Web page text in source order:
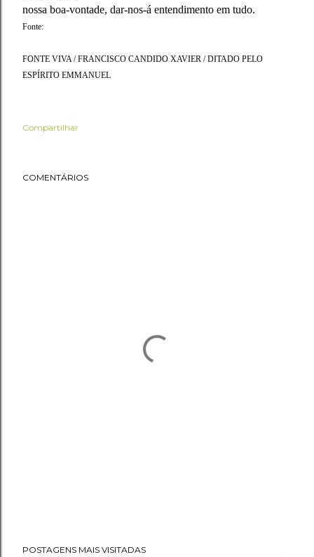
nossa boa-vontade, dar-nos-á entendimento em tudo.
Fonte:
FONTE VIVA / FRANCISCO CANDIDO XAVIER / DITADO PELO
ESPÍRITO EMMANUEL
Compartilhar
COMENTÁRIOS
POSTAGENS MAIS VISITADAS